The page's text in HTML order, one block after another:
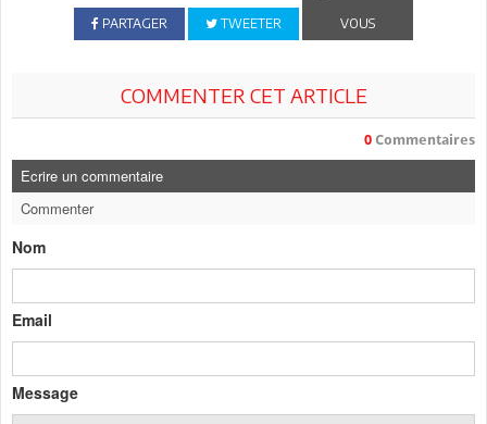
PARTAGER TWEETER
VOUS
COMMENTER CET ARTICLE
0 Commentaires
Ecrire un commentaire
Commenter
Nom
Email
Message